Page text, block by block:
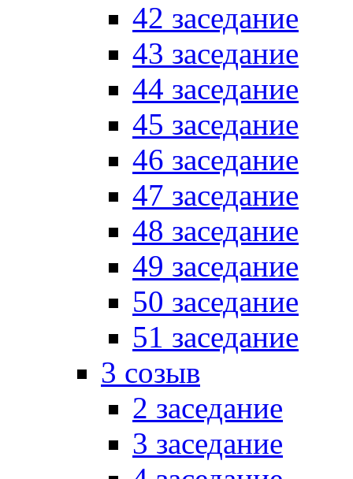
42 заседание
43 заседание
44 заседание
45 заседание
46 заседание
47 заседание
48 заседание
49 заседание
50 заседание
51 заседание
3 созыв
2 заседание
3 заседание